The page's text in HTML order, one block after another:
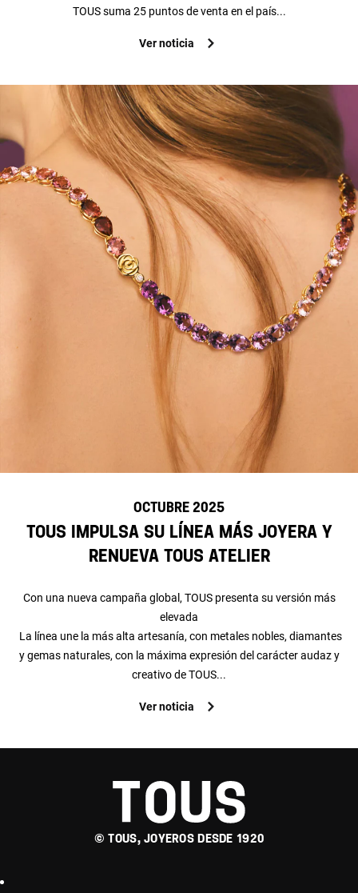
TOUS suma 25 puntos de venta en el país...
Ver noticia
OCTUBRE 2025
TOUS impulsa su línea más joyera y
renueva TOUS Atelier
Con una nueva campaña global, TOUS presenta su versión más
elevada
La línea une la más alta artesanía, con metales nobles, diamantes
y gemas naturales, con la máxima expresión del carácter audaz y
creativo de TOUS...
Ver noticia
© TOUS, JOYEROS DESDE 1920